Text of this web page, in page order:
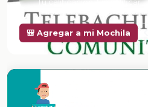
Tu calificación:
Sin calificar
🎒 Agregar a mi Mochila